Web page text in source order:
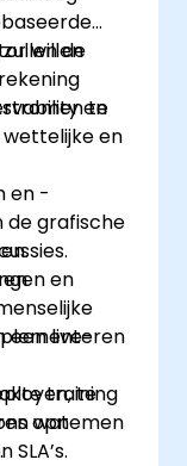
willen
en
de
te
en
en -
de grafische
te
wat
en
een live-
training
opnemen